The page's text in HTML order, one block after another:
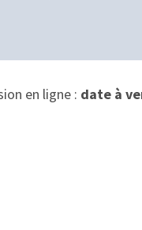
en ligne : date à